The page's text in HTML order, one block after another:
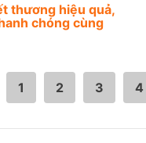
thương hiệu quả,
chóng cùng
1 2 3 4